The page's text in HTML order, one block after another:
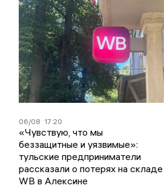
06/08 17:20
«Чувствую, что мы
беззащитные и уязвимые»:
тульские предприниматели
рассказали о потерях на складе
WB в Алексине